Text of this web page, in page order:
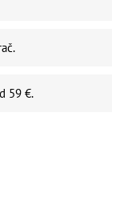
59 €.